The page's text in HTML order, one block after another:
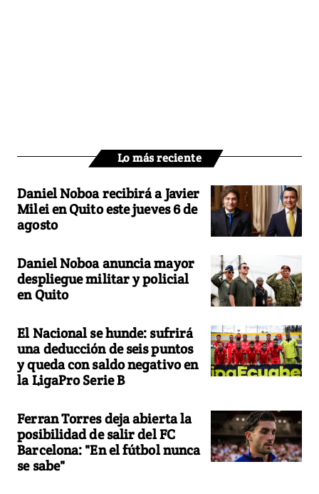
Lo más reciente
Daniel Noboa recibirá a Javier
Milei en Quito este jueves 6 de
agosto
Daniel Noboa anuncia mayor
despliegue militar y policial
en Quito
El Nacional se hunde: sufrirá
una deducción de seis puntos
y queda con saldo negativo en
la LigaPro Serie B
Ferran Torres deja abierta la
posibilidad de salir del FC
Barcelona: "En el fútbol nunca
se sabe"